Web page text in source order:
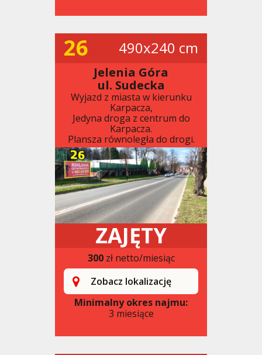
26 490x240 cm
Jelenia Góra
ul. Sudecka
Wyjazd z miasta w kierunku
Karpacza,
Jedyna droga z centrum do
Karpacza.
Plansza równoległa do drogi.
ZAJĘTY
300zł netto/miesiąc
Zobacz lokalizację
Minimalny okres najmu:
3 miesiące